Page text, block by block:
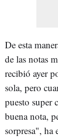
De esta
de las notas
recibió ayer
sola, pero
puesto super
buena nota,
sorpresa", ha